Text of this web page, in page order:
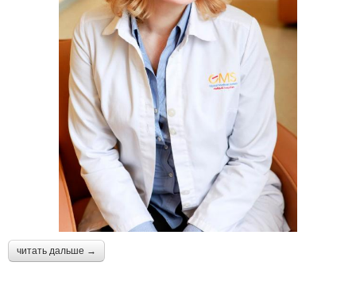
читать дальше →